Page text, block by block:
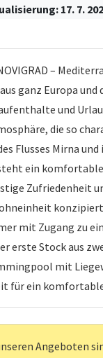
17. 7.
–
ganz Europa
und
die so
Flusses Mirna
ein
Zufriedenheit
mit Zugang zu
erste Stock aus
mit
für ein
Angeboten